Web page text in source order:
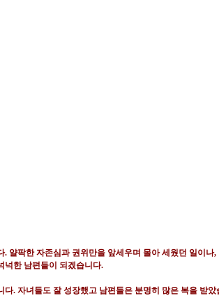
. 얄팍한 자존심과 권위만을 앞세우며 몰아 세웠던 일이나,
넉한 남편들이 되겠습니다.
다. 자녀들도 잘 성장했고 남편들은 분명히 많은 복을 받았